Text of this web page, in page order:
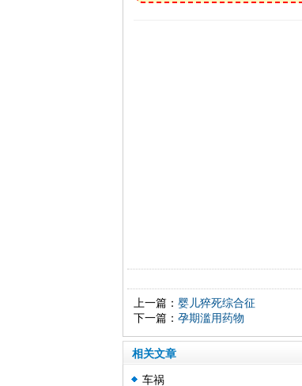
上一篇： 婴儿猝死综合征
下一篇： 孕期滥用药物
相关文章
车祸